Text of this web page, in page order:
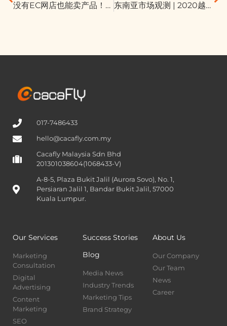
没有EC网店也能卖产品！FB将推出Facebook Shops 造福中小企业
东南亚市场观测 | 2020越南电商消费者洞察
017-7486433
hello@cacafly.com.my
Cacafly Malaysia Sdn Bhd
201301038604(1068433-V)
A-8-5, Plaza Bukit Jalil (Aurora Sovo), No. 1,
Persiaran Jalil 1, Bandar Bukit Jalil, 57000
Kuala Lumpur.
Our Services
Marketing
Consultation
Digital
Advertising
Content
Marketing
SEO
Success Stories
Blog
Media News
Industry Trends
Marketing Tips
Brand Strategy
About Us
Our Company
Our Team
News
Career